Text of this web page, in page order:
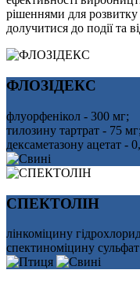
рішеннями для
долучитися до події та
ФЛОЗІДЕКС
флуорфенікол - 300 мг;
тилозину тартрат - 75 мг;
дексаметазону ацетат -
СПЕКТОЛІН
лінкоміцину
спектиноміцину